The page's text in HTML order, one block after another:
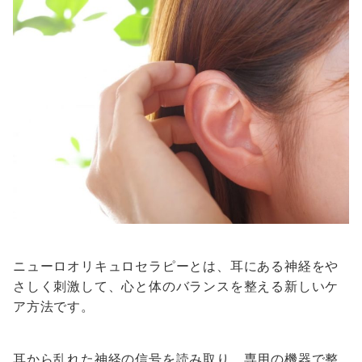
ニューロオリキュロセラピーとは、耳にある神経をや
さしく刺激して、心と体のバランスを整える新しいケ
ア方法です。